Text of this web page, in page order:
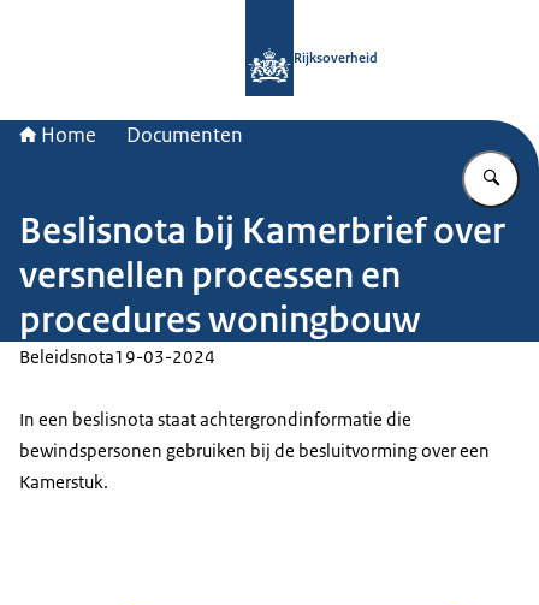
Rijksoverheid
Home Documenten
Beslisnota bij Kamerbrief over
versnellen processen en
procedures woningbouw
Beleidsnota19-03-2024
In een beslisnota staat achtergrondinformatie die
bewindspersonen gebruiken bij de besluitvorming over een
Kamerstuk.